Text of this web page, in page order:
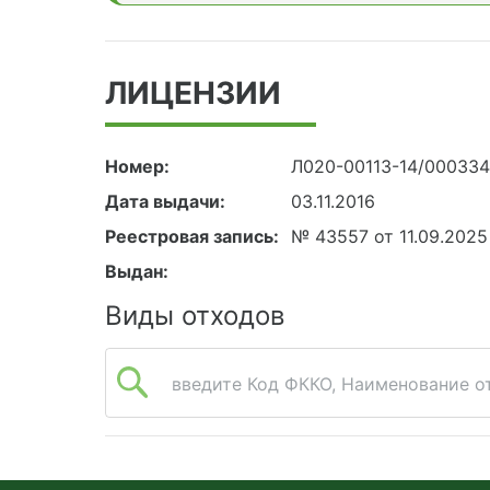
ЛИЦЕНЗИИ
Номер:
Л020-00113-14/
Дата выдачи:
03.11.2016
Реестровая запись:
№ 43557 от 11.09.2025
Выдан:
Виды отходов
введите Код ФККО, Наименование